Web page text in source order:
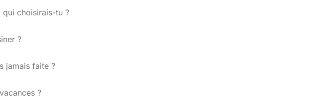
qui choisirais-tu ?
?
jamais faite ?
?